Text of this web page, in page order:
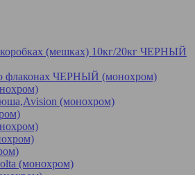
(мешках) 10кг/20кг ЧЕРНЫЙ
флаконах ЧЕРНЫЙ (монохром)
(монохром)
(монохром)